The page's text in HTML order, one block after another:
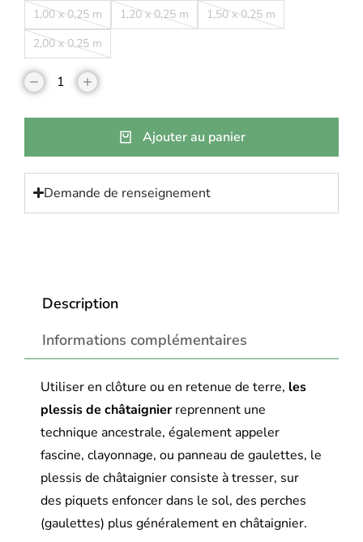
1,00 x 0,25 m 1,20 x 0,25 m
1,50 x 0,25 m
2,00 x 0,25 m
Ajouter au panier
Demande de renseignement
Description
Informations complémentaires
Utiliser en clôture ou en retenue de terre, les
plessis de châtaignierreprennent une
technique ancestrale, également appeler
fascine, clayonnage, ou panneau de gaulettes, le
plessis de châtaignier consiste à tresser, sur
des piquets enfoncer dans le sol, des perches
(gaulettes) plus généralement en châtaignier.